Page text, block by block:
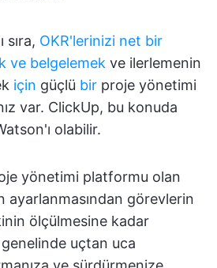
sıra, OKR'lerinizi net bir
ve belgelemek ve ilerlemenin
için güçlü bir proje yönetimi
var. ClickUp, bu konuda
olabilir.
yönetimi platformu olan
ayarlanmasından görevlerin
ölçülmesine kadar
uçtan uca